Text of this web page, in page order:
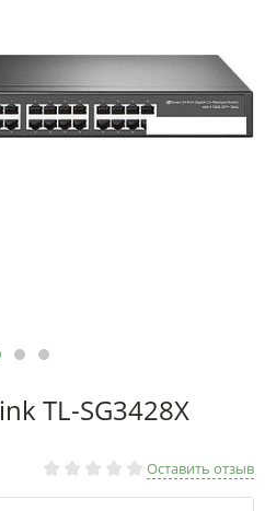
TL-SG3428X
Оставить отзыв